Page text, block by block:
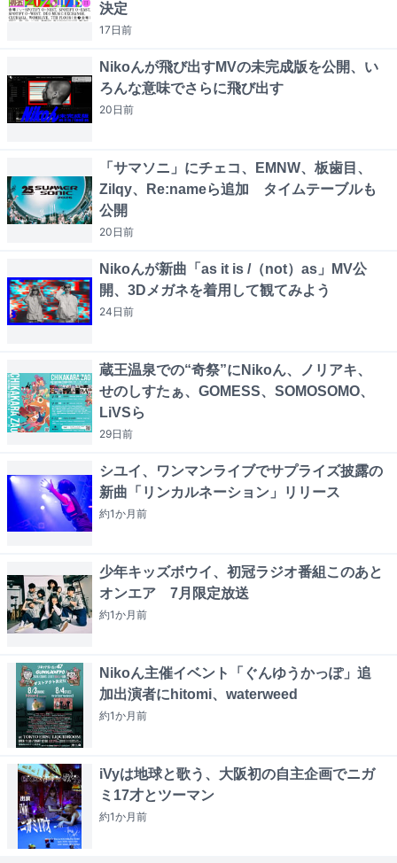
決定
17日前
Nikoんが飛び出すMVの未完成版を公開、い
ろんな意味でさらに飛び出す
20日前
「サマソニ」にチェコ、EMNW、板歯目、
Zilqy、Re:nameら追加 タイムテーブルも
公開
20日前
Nikoんが新曲「as it is /（not）as」MV公
開、3Dメガネを着用して観てみよう
24日前
蔵王温泉での“奇祭”にNikoん、ノリアキ、
せのしすたぁ、GOMESS、SOMOSOMO、
LiVSら
29日前
シユイ、ワンマンライブでサプライズ披露の
新曲「リンカルネーション」リリース
約1か月前
少年キッズボウイ、初冠ラジオ番組このあと
オンエア 7月限定放送
約1か月前
Nikoん主催イベント「ぐんゆうかっぽ」追
加出演者にhitomi、waterweed
約1か月前
iVyは地球と歌う、大阪初の自主企画でニガ
ミ17才とツーマン
約1か月前